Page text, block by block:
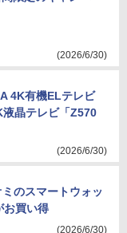
(2026/6/30)
4K有機ELテレビ
液晶テレビ「Z570
(2026/6/30)
のスマートウォッ
買い得
(2026/6/30)